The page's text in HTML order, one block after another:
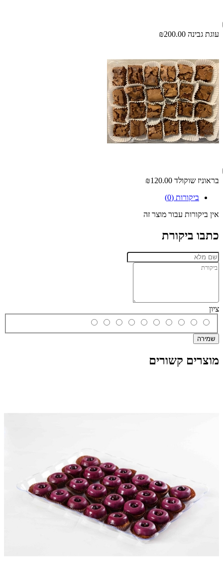
עוגת גבינה ₪200.00
בראוניז שוקולד ₪120.00
ביקורות (0)
אין ביקורות עבור מוצר זה
כתבו ביקורת
ציון
שמירה
מוצרים קשורים